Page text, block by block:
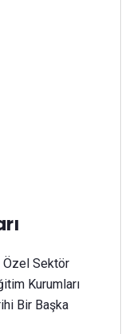
Özel Sektör
Kurumları
Bir Başka